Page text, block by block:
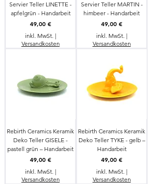
Servier Teller LINETTE -
apfelgrün - Handarbeit
Preis
49,00 €
inkl. MwSt. |
Versandkosten
Servier Teller MARTIN -
himbeer - Handarbeit
Preis
49,00 €
inkl. MwSt. |
Versandkosten
Rebirth Ceramics Keramik
Deko Teller GISELE -
pastell grün – Handarbeit
Preis
49,00 €
inkl. MwSt. |
Versandkosten
Rebirth Ceramics Keramik
Deko Teller TYKE - gelb –
Handarbeit
Preis
49,00 €
inkl. MwSt. |
Versandkosten